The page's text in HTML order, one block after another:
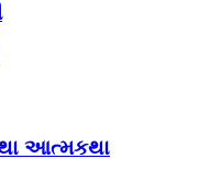
આત્મકથા